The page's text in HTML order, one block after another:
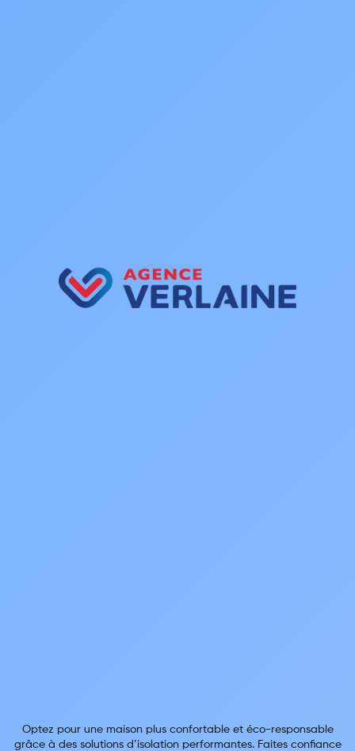
Optez pour une maison plus confortable et éco-responsable
grâce à des solutions d’isolation performantes. Faites confiance